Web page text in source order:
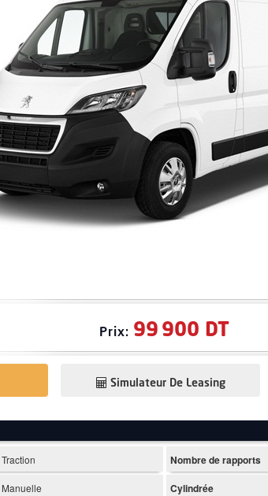
Prix: 99 900 DT
Simulateur De Leasing
Traction Nombre de rapports
Manuelle Cylindrée